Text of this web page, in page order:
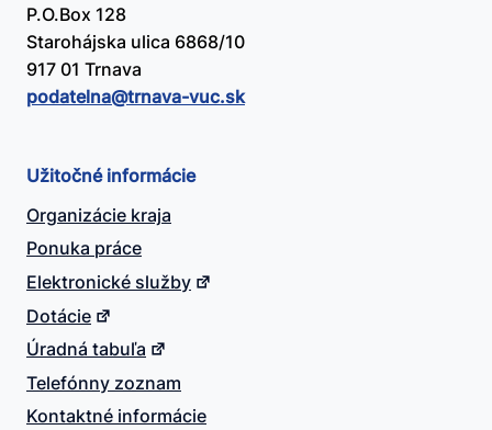
P.O.Box 128
Starohájska ulica 6868/10
917 01 Trnava
podatelna@​trnava-vuc.sk
Užitočné informácie
Organizácie kraja
Ponuka práce
Elektronické služby
Dotácie
Úradná tabuľa
Telefónny zoznam
Kontaktné informácie